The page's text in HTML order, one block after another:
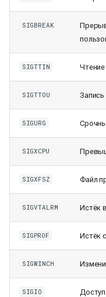
SIGBREAK
SIGTTIN Чтение
SIGTTOU
SIGURG
SIGXCPU
SIGXFSZ Файл
SIGVTALRM Истёк
SIGPROF Истёк
SIGWINCH
SIGIO